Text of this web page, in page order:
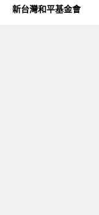
新台灣和平基金會